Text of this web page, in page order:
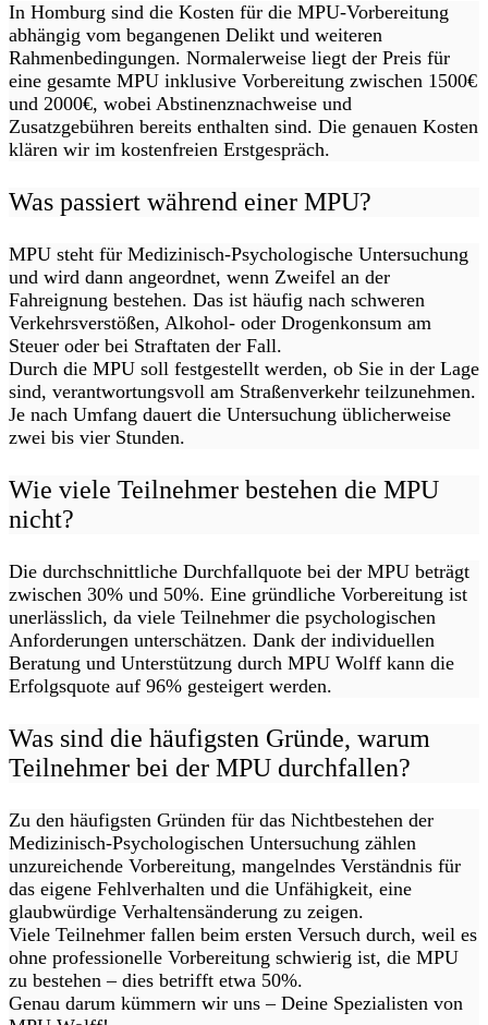
In Homburg sind die Kosten für die MPU-Vorbereitung
abhängig vom begangenen Delikt und weiteren
Rahmenbedingungen. Normalerweise liegt der Preis für
eine gesamte MPU inklusive Vorbereitung zwischen 1500€
und 2000€, wobei Abstinenznachweise und
Zusatzgebühren bereits enthalten sind. Die genauen Kosten
klären wir im kostenfreien Erstgespräch.
Was passiert während einer MPU?
MPU steht für Medizinisch-Psychologische Untersuchung
und wird dann angeordnet, wenn Zweifel an der
Fahreignung bestehen. Das ist häufig nach schweren
Verkehrsverstößen, Alkohol- oder Drogenkonsum am
Steuer oder bei Straftaten der Fall.
Durch die MPU soll festgestellt werden, ob Sie in der Lage
sind, verantwortungsvoll am Straßenverkehr teilzunehmen.
Je nach Umfang dauert die Untersuchung üblicherweise
zwei bis vier Stunden.
Wie viele Teilnehmer bestehen die MPU
nicht?
Die durchschnittliche Durchfallquote bei der MPU beträgt
zwischen 30% und 50%. Eine gründliche Vorbereitung ist
unerlässlich, da viele Teilnehmer die psychologischen
Anforderungen unterschätzen. Dank der individuellen
Beratung und Unterstützung durch MPU Wolff kann die
Erfolgsquote auf 96% gesteigert werden.
Was sind die häufigsten Gründe, warum
Teilnehmer bei der MPU durchfallen?
Zu den häufigsten Gründen für das Nichtbestehen der
Medizinisch-Psychologischen Untersuchung zählen
unzureichende Vorbereitung, mangelndes Verständnis für
das eigene Fehlverhalten und die Unfähigkeit, eine
glaubwürdige Verhaltensänderung zu zeigen.
Viele Teilnehmer fallen beim ersten Versuch durch, weil es
ohne professionelle Vorbereitung schwierig ist, die MPU
zu bestehen – dies betrifft etwa 50%.
Genau darum kümmern wir uns – Deine Spezialisten von